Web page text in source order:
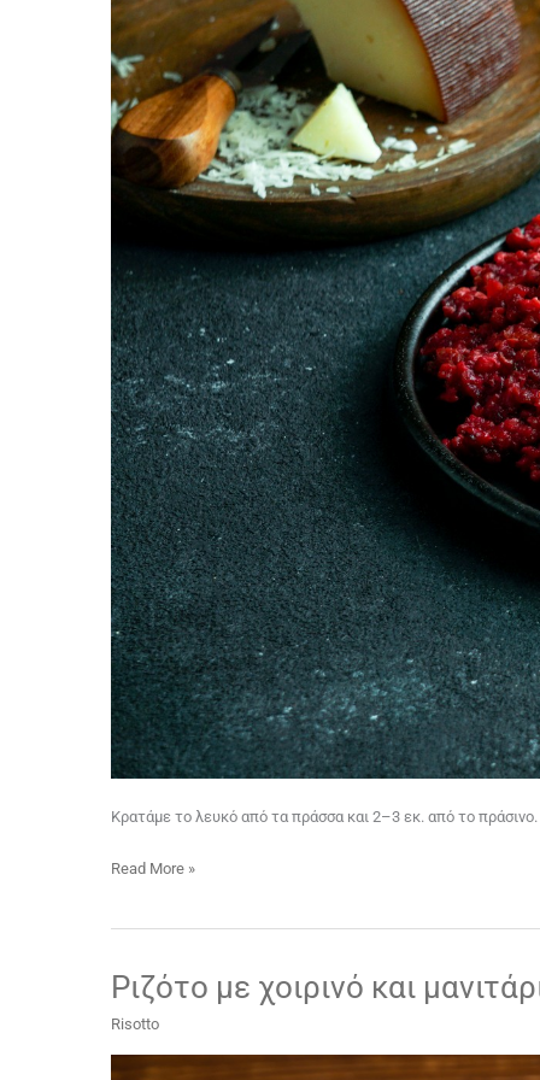
Κρατάμε το λευκό από τα πράσσα και 2–3 εκ. από το
Read More »
Ριζότο με χοιρινό και
Risotto
Ριζότο